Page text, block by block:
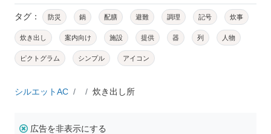
タグ： 防災 鍋 配膳 避難 調理 記号 炊事
炊き出し 案内向け 施設 提供 器 列 人物
ピクトグラム シンプル アイコン
シルエットAC 炊き出し所
広告を非表示にする